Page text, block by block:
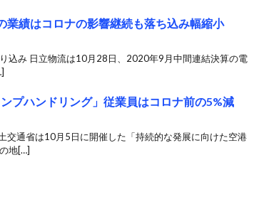
業績はコロナの影響継続も落ち込み幅縮小
込み 日立物流は10月28日、2020年9月中間連結決算の電
プハンドリング」従業員はコロナ前の5%減
交通省は10月5日に開催した「持続的な発展に向けた空港
地[…]